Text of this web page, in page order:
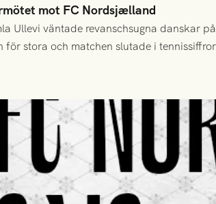
mot FC Nordsjælland
Ullevi väntade revanschsugna danskar
för stora och matchen slutade i